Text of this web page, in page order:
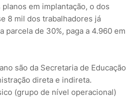
em implantação, o dos
8 mil dos trabalhadores já
de 30%, paga a 4.960 em
são da Secretaria de Educação
direta e indireta.
(grupo de nível operacional)